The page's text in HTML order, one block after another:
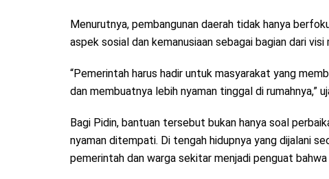
Menurutnya, pembangunan daerah tidak hanya
aspek sosial dan kemanusiaan sebagai bagian dari
“Pemerintah harus hadir untuk masyarakat yang
dan membuatnya lebih nyaman tinggal di rumahnya,”
Bagi Pidin, bantuan tersebut bukan hanya soal
nyaman ditempati. Di tengah hidupnya yang dijalani
pemerintah dan warga sekitar menjadi penguat